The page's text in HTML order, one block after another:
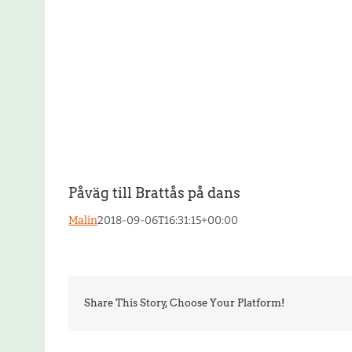
Påväg till Brattås på dans
Malin2018-09-06T16:31:15+00:00
Share This Story, Choose Your Platform!